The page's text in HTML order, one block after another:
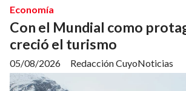
Con el Mundial como
creció el turismo
Redacción CuyoNoticias
Economía
05/08/2026